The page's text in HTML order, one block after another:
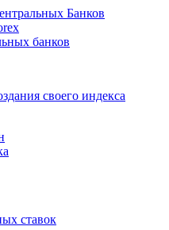
Банков
банков
своего индекса
ставок